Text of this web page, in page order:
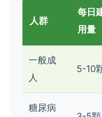
人群
每日
用量
一般成
人
5-10
糖尿病